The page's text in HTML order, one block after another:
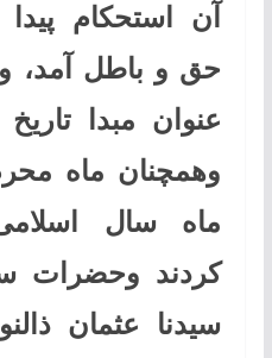
آن استحکام
حق و باطل آمد،
عنوان مبدا
وهمچنان ماه
ماه سال
کردند وحضرات
سیدنا عثمان